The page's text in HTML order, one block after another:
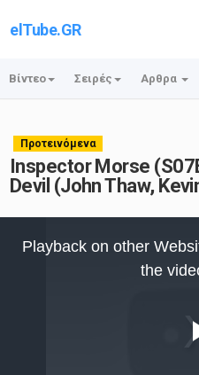
elTube.GR
Βίντεο Σειρές Αρθρα
Προτεινόμενα
Inspector Morse
Devil (John Thaw,
Playback on other
the